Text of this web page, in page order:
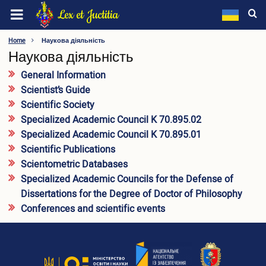
Skip
main
content
Lex et Juctitia
LEONID YUZKOV KHMELNYTSKYI UNIVERSITY OF
MANAGEMENT AND LAW
About the university
Information about the university
Видатні особистості
Rectorate
Academic Council
Supervisory Board
Methodology Council
Labor Collective Conference
Trade Union
Faculties
Regulatory Framework
Home Наукова діяльність
Наукова діяльність
General Information
Scientist’s Guide
Scientific Society
Specialized Academic Council K 70.895.02
Specialized Academic Council K 70.895.01
Scientific Publications
Scientometric Databases
Specialized Academic Councils for the Defense of
Dissertations for the Degree of Doctor of Philosophy
Conferences and scientific events